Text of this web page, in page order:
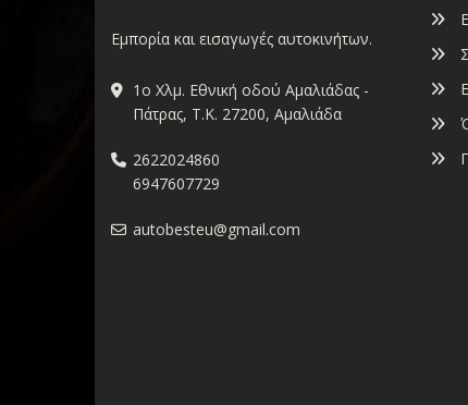
Εμπορία και εισαγωγές αυτοκινήτων.
1ο Χλμ. Εθνική οδού Αμαλιάδας -
Πάτρας, Τ.Κ. 27200, Αμαλιάδα
2622024860
6947607729
autobesteu@gmail.com